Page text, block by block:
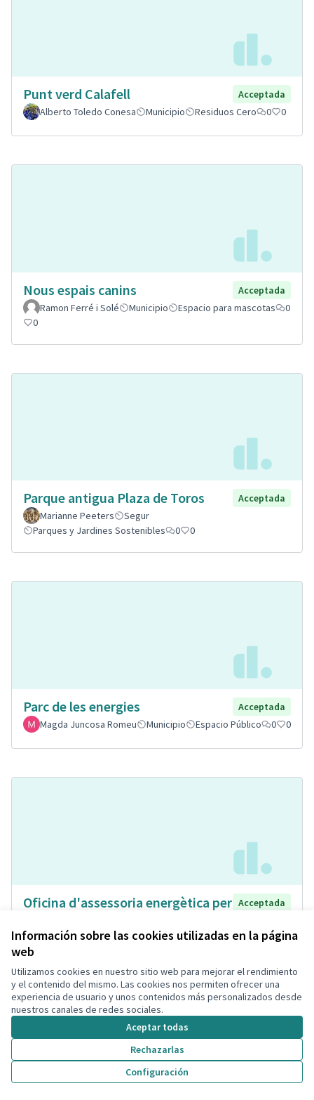
Información sobre las cookies utilizadas en la página
web
Utilizamos cookies en nuestro sitio web para mejorar el rendimiento
y el contenido del mismo. Las cookies nos permiten ofrecer una
experiencia de usuario y unos contenidos más personalizados desde
nuestros canales de redes sociales.
Aceptar todas
Rechazarlas
Configuración
Punt verd Calafell
Acceptada
Alberto Toledo Conesa
Municipio Residuos Cero 0 0
Nous espais canins
Acceptada
Ramon Ferré i Solé
Municipio Espacio para mascotas
0
0
Parque antigua Plaza de Toros
Acceptada
Marianne Peeters
Segur
Parques y Jardines Sostenibles
0 0
Parc de les energies
Acceptada
Magda Juncosa Romeu
Municipio Espacio Público 0 0
Oficina d'assessoria energètica per
veïnes, i comunitats de veïns
Acceptada